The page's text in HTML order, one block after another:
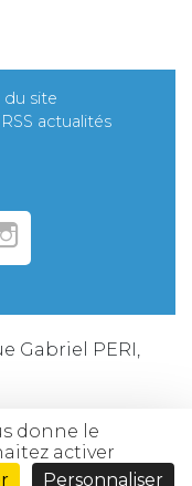
du site
actualités
Gabriel PERI,
de 8h30 à 12h30
donne le
activer
Personnaliser